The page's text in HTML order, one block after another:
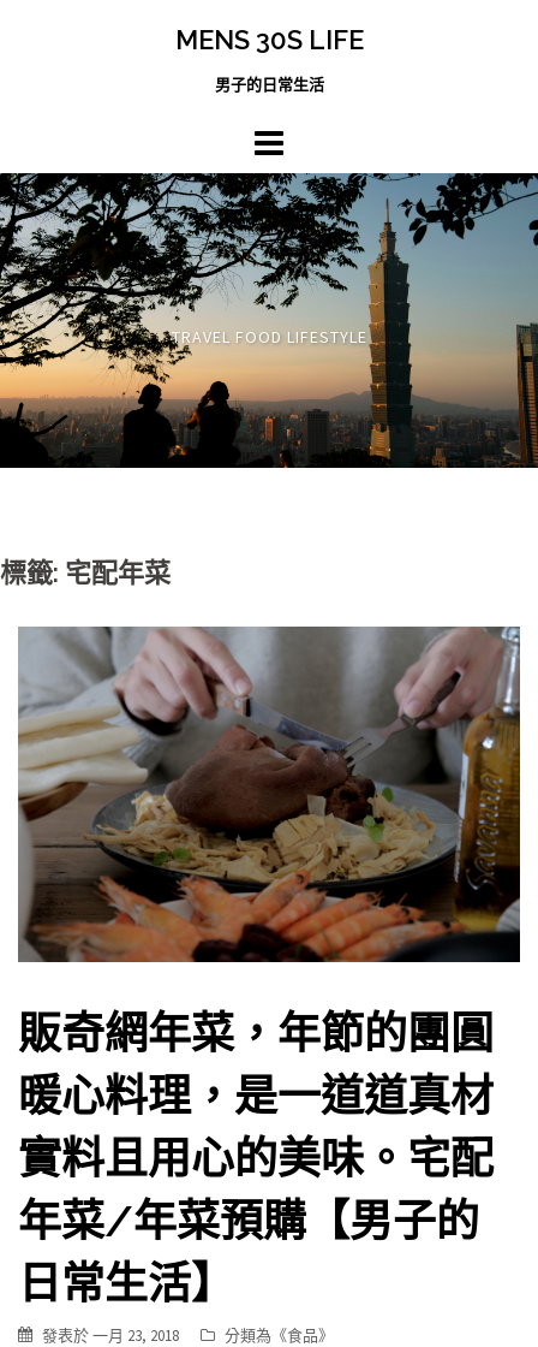
MENS 30S LIFE
男子的日常生活
TRAVEL FOOD LIFESTYLE
標籤: 宅配年菜
販奇網年菜，年節的團圓
暖心料理，是一道道真材
實料且用心的美味。宅配
年菜/年菜預購【男子的
日常生活】
發表於一月 23, 2018 分類為《食品》